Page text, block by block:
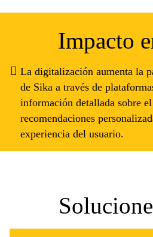
Impacto
La digitalización aumenta la
de Sika a través de
información detallada sobre
recomendaciones
experiencia del usuario.